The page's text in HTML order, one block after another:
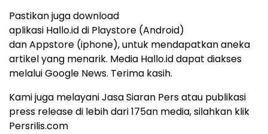
Pastikan juga download
aplikasi Hallo.id di Playstore (Android)
dan Appstore (iphone), untuk mendapatkan aneka
artikel yang menarik. Media Hallo.id dapat diakses
melalui Google News. Terima kasih.
Kami juga melayani Jasa Siaran Pers atau publikasi
press release di lebih dari 175an media, silahkan klik
Persrilis.com